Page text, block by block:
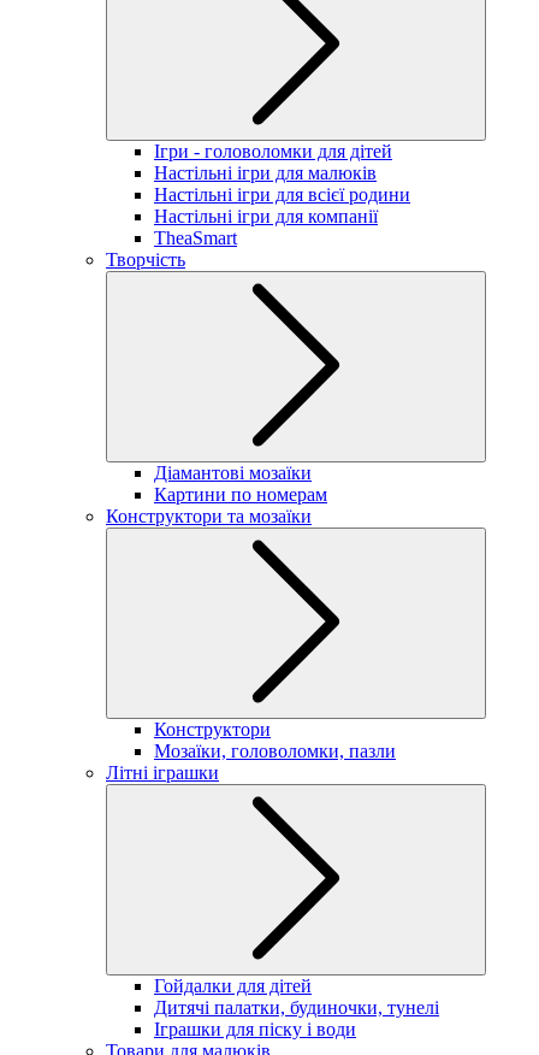
Ігри - головоломки для дітей
Настільні ігри для малюків
Настільні ігри для всієї родини
Настільні ігри для компанії
TheaSmart
Творчість
Діамантові мозаїки
Картини по номерам
Конструктори та мозаїки
Конструктори
Мозаїки, головоломки, пазли
Літні іграшки
Гойдалки для дітей
Дитячі палатки, будиночки, тунелі
Іграшки для піску і води
Товари для малюків